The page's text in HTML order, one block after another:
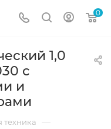
0
1,0
с
и
техника —